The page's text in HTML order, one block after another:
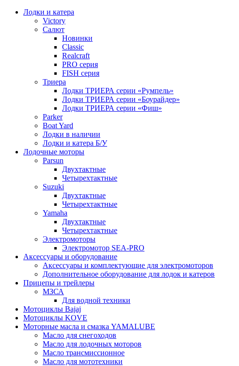
Лодки и катера
Victory
Салют
Новинки
Classic
Realcraft
PRO серия
FISH серия
Триера
Лодки ТРИЕРА серии «Румпель»
Лодки ТРИЕРА серии «Боурайдер»
Лодки ТРИЕРА серии «Фиш»
Parker
Boat Yard
Лодки в наличии
Лодки и катера Б/У
Лодочные моторы
Parsun
Двухтактные
Четырехтактные
Suzuki
Двухтактные
Четырехтактные
Yamaha
Двухтактные
Четырехтактные
Электромоторы
Электромотор SEA-PRO
Аксессуары и оборудование
Аксессуары и комплектующие для электромоторов
Дополнительное оборудование для лодок и катеров
Прицепы и трейлеры
МЗСА
Для водной техники
Мотоциклы Bajaj
Мотоциклы KOVE
Моторные масла и смазка YAMALUBE
Масло для снегоходов
Масло для лодочных моторов
Масло трансмиссионное
Масло для мототехники